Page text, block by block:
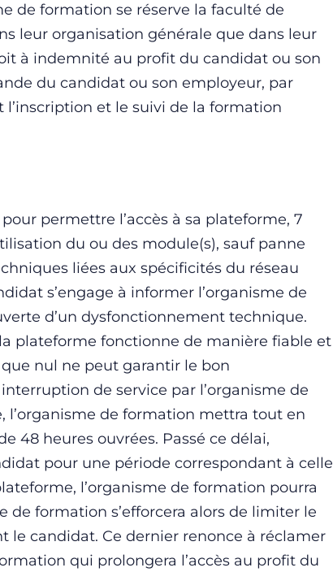
de formation se réserve la faculté de
leur organisation générale que dans leur
à indemnité au profit du candidat ou son
du candidat ou son employeur, par
et le suivi de la formation
permettre l’accès à sa plateforme, 7
du ou des module(s), sauf panne
liées aux spécificités du réseau
s’engage à informer l’organisme de
d’un dysfonctionnement technique.
plateforme fonctionne de manière fiable et
nul ne peut garantir le bon
de service par l’organisme de
de formation mettra tout en
48 heures ouvrées. Passé ce délai,
pour une période correspondant à celle
l’organisme de formation pourra
de formation s’efforcera alors de limiter le
le candidat. Ce dernier renonce à réclamer
qui prolongera l’accès au profit du